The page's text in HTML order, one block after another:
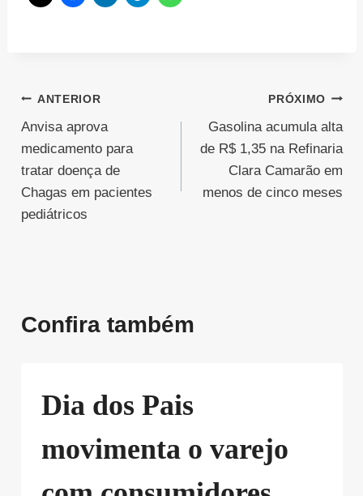
Navegação
de
Post
ANTERIOR
Anvisa aprova
medicamento para
tratar doença de
Chagas em pacientes
pediátricos
PRÓXIMO
Gasolina acumula alta
de R$ 1,35 na Refinaria
Clara Camarão em
menos de cinco meses
Confira também
Dia dos Pais
movimenta o varejo